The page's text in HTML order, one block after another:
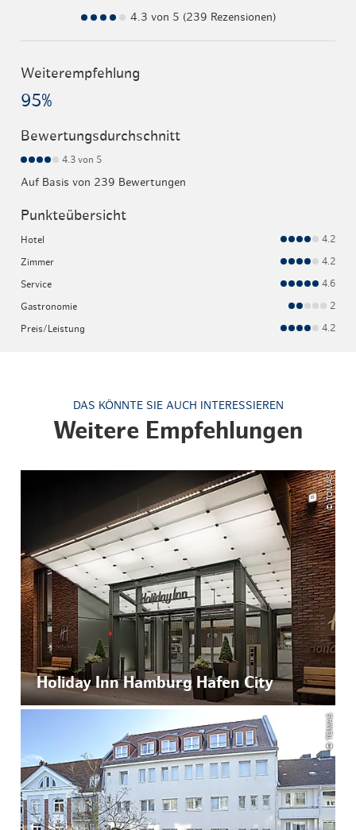
4.3 von 5 (239 Rezensionen)
Weiterempfehlung
95%
Bewertungsdurchschnitt
4.3 von 5
Auf Basis von 239 Bewertungen
Punkteübersicht
Hotel 4.2
Zimmer 4.2
Service 4.6
Gastronomie 2
Preis/Leistung 4.2
DAS KÖNNTE SIE AUCH INTERESSIEREN
Weitere Empfehlungen
© TOMAS
Holiday Inn Hamburg Hafen City
© TOMAS